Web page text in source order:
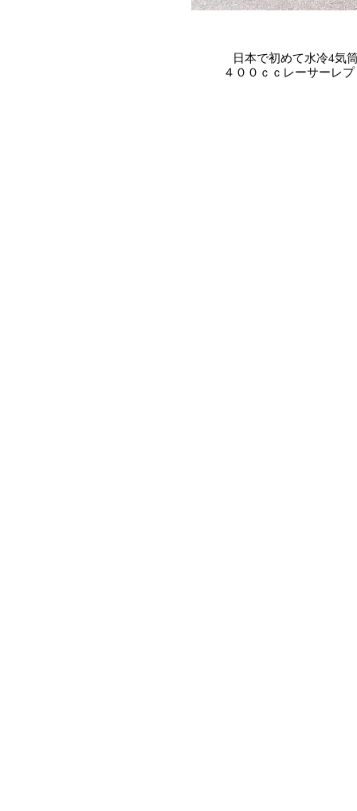
日本で初めて水冷4気
４００ｃｃレーサーレ